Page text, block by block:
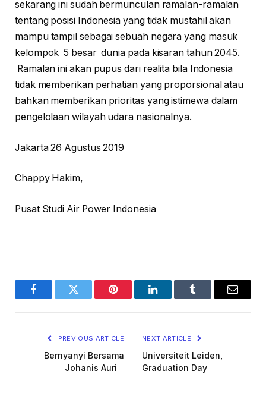
sekarang ini sudah bermunculan ramalan-ramalan
tentang posisi Indonesia yang tidak mustahil akan
mampu tampil sebagai sebuah negara yang masuk
kelompok 5 besar dunia pada kisaran tahun 2045.
Ramalan ini akan pupus dari realita bila Indonesia
tidak memberikan perhatian yang proporsional atau
bahkan memberikan prioritas yang istimewa dalam
pengelolaan wilayah udara nasionalnya.
Jakarta 26 Agustus 2019
Chappy Hakim,
Pusat Studi Air Power Indonesia
FacebookTwitter Pinterest LinkedInTumblr Email
PREVIOUS ARTICLE
Bernyanyi Bersama
Johanis Auri
NEXT ARTICLE
Universiteit Leiden,
Graduation Day